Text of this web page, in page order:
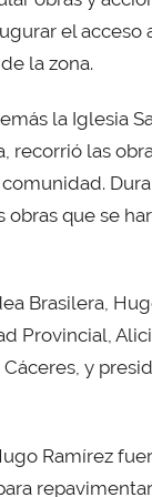
el acceso
la zona.
la Iglesia
recorrió las
que se
Brasilera,
Provincial,
y
Ramírez